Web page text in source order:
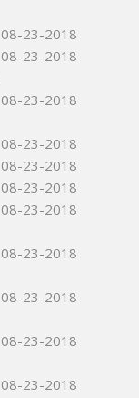
08-23-2018
08-23-2018
08-23-2018
08-23-2018
08-23-2018
08-23-2018
08-23-2018
08-23-2018
08-23-2018
08-23-2018
08-23-2018